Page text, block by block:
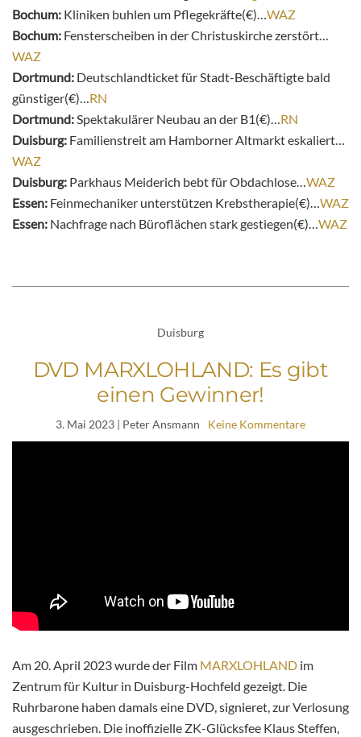
Bochum: Kliniken buhlen um Pflegekräfte(€)…WAZ
Bochum: Fensterscheiben in der Christuskirche zerstört…
WAZ
Dortmund: Deutschlandticket für Stadt-Beschäftigte bald
günstiger(€)…RN
Dortmund:Spektakulärer Neubau an der B1(€)…RN
Duisburg: Familienstreit am Hamborner Altmarkt eskaliert…
WAZ
Duisburg: Parkhaus Meiderich bebt für Obdachlose…WAZ
Essen: Feinmechaniker unterstützen Krebstherapie(€)…WAZ
Essen: Nachfrage nach Büroflächen stark gestiegen(€)…WAZ
Duisburg
DVD MARXLOHLAND: Es gibt
einen Gewinner!
3. Mai 2023 | Peter Ansmann Keine Kommentare
Am 20. April 2023 wurde der Film MARXLOHLAND im
Zentrum für Kultur in Duisburg-Hochfeld gezeigt. Die
Ruhrbarone haben damals eine DVD, signieret, zur Verlosung
ausgeschrieben. Die inoffizielle ZK-Glücksfee Klaus Steffen,